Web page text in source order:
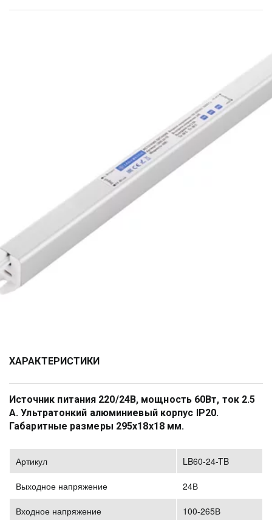
ХАРАКТЕРИСТИКИ
Источник питания 220/24В, мощность 60Вт, ток 2.5
А. Ультратонкий алюминиевый корпус IP20.
Габаритные размеры 295х18х18 мм.
Артикул LB60-24-TB
Выходное напряжение 24В
Входное напряжение 100-265В